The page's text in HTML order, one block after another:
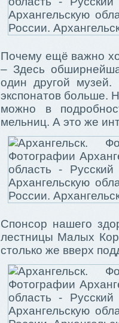
Почему ещё важно
– Здесь
один другой музей.
экспонатов больше.
можно в
мельниц. А это же
Спонсор нашего
лестницы Малых
столько же вверх